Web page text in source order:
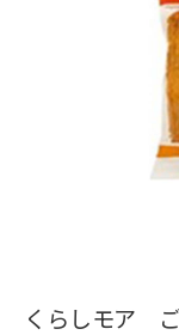
くらしモア